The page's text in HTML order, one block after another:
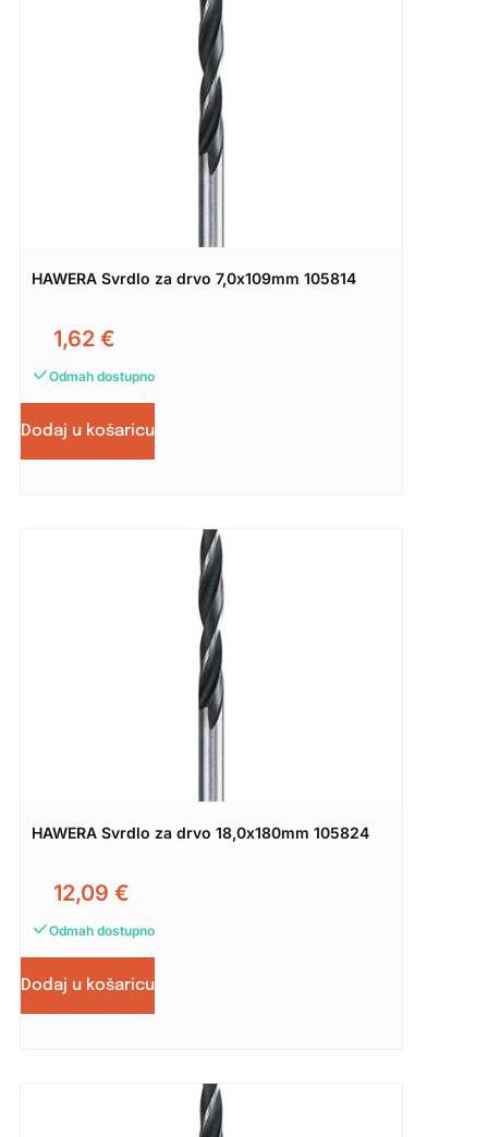
HAWERA Svrdlo za drvo 7,0x109mm 105814
1,62 €
Odmah dostupno
Dodaj u košaricu
HAWERA Svrdlo za drvo 18,0x180mm 105824
12,09 €
Odmah dostupno
Dodaj u košaricu